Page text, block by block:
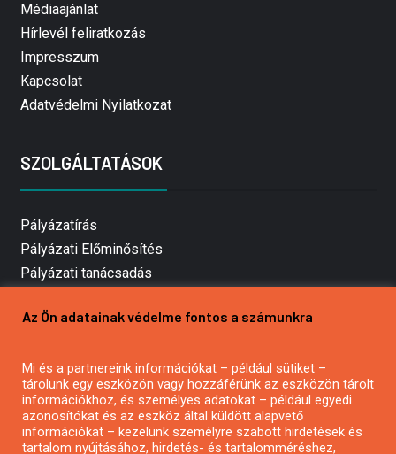
Médiaajánlat
Hírlevél feliratkozás
Impresszum
Kapcsolat
Adatvédelmi Nyilatkozat
SZOLGÁLTATÁSOK
Pályázatírás
Pályázati Előminősítés
Pályázati tanácsadás
Mezőgazdasági pályázatírás
Pályázatírás civil szervezeteknek
Pályázatírás önkormányzatoknak
Pályázatfigyelés
Specifikus pályázatfigyelés vagy hírlevél
Az Ön adatainak védelme fontos a számunkra
Mi és a partnereink információkat – például sütiket –
tárolunk egy eszközön vagy hozzáférünk az eszközön tárolt
információkhoz, és személyes adatokat – például egyedi
azonosítókat és az eszköz által küldött alapvető
információkat – kezelünk személyre szabott hirdetések és
tartalom nyújtásához, hirdetés- és tartalomméréshez,